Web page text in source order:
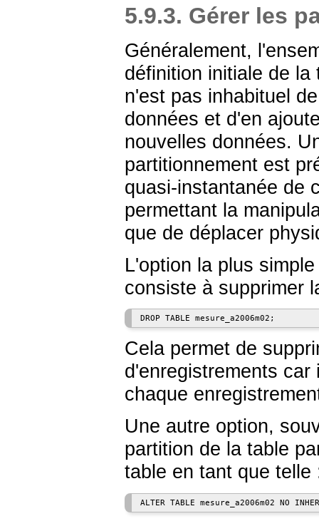
5.9.3. Gérer les
Généralement,
définition initiale de
n'est pas inhabituel
données et d'en
nouvelles données.
partitionnement est
quasi-instantanée de
permettant la
que de déplacer
L'option la plus
consiste à supprimer
Cela permet de
d'enregistrements
chaque
Une autre option,
partition de la table
table en tant que telle